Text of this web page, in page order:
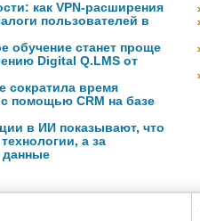
как VPN-расширения
пользователей в
обучение станет проще
Digital Q.LMS от
сократила время
помощью CRM на базе
в ИИ показывают, что
а за
данные